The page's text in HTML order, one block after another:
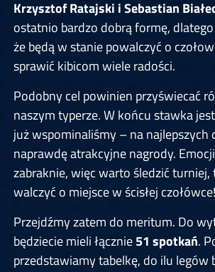
Krzysztof Ratajski i Sebastian
ostatnio bardzo dobrą formę,
że będą w stanie powalczyć o
sprawić kibicom wiele radości.
Podobny cel powinien przyświecać
naszym typerze. W końcu stawka
już wspominaliśmy – na najlepszych
naprawdę atrakcyjne nagrody.
zabraknie, więc warto śledzić turniej,
walczyć o miejsce w ścisłej czołówce!
Przejdźmy zatem do meritum. Do
będziecie mieli łącznie51 spotkań.
przedstawiamy tabelkę, do ilu legów